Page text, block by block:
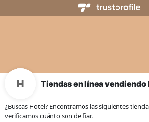
Tiendas en línea vendiendo
¿Buscas Hotel? Encontramos las siguientes
verificamos cuánto son de fiar.